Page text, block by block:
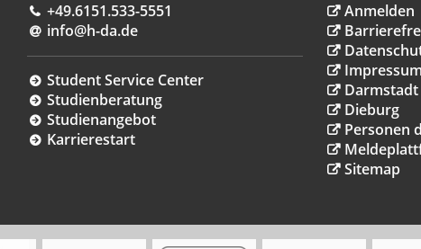
+49.6151.533-5551
info@h-da.de
Student Service Center
Studienberatung
Studienangebot
Karrierestart
Anmelden
Impressum
Darmstadt
Dieburg
Personen
Sitemap